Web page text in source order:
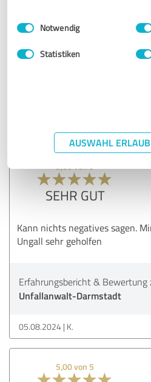
Impressum
Einwilligungsauswahl
Notwendig
Statistiken
AUSWAHL
mir das Ergebnis mitteilen, das
SEHR GUT
Kann nichts negatives sagen.
Ungall sehr geholfen
Erfahrungsbericht & Bewertung
Unfallanwalt-Darmstadt
05.08.2024 K.
5,00 von 5